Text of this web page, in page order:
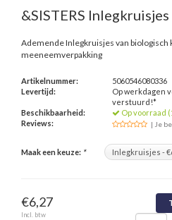
&SISTERS Inlegkruisjes
Ademende Inlegkruisjes van biologisch
meeneemverpakking
Artikelnummer:
5060546080336
Levertijd:
Op werkdagen
verstuurd!*
Beschikbaarheid:
Op voorraad
Reviews:
| Je
Maak een keuze: *
€6,27
Incl. btw